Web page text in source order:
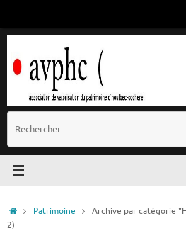
contenu
AccueilPatrimoine Archive par catégorie
2)